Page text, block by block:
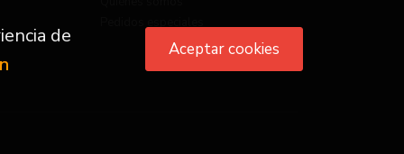
de
Aceptar cookies